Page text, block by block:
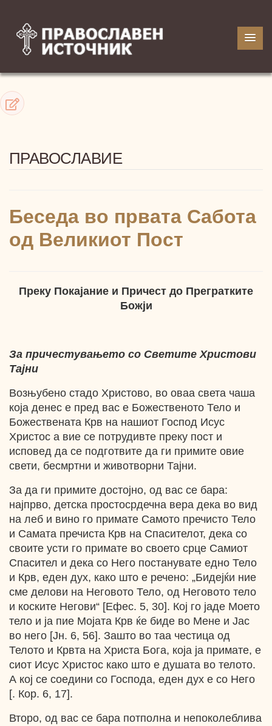
ПРАВОСЛАВИЕ
Беседа во првата Сабота
од Великиот Пост
Преку Покајание и Причест до Прегратките
Божји
За причестувањето со Светите Христови
Тајни
Возњубено стадо Христово, во оваа света чаша
која денес е пред вас е Божественото Тело и
Божествената Крв на нашиот Господ Исус
Христос а вие се потрудивте преку пост и
исповед да се подготвите да ги примите овие
свети, бесмртни и животворни Тајни.
За да ги примите достојно, од вас се бара:
најпрво, детска простосрдечна вера дека во вид
на леб и вино го примате Самото пречисто Тело
и Самата пречиста Крв на Спасителот, дека со
своите усти го примате во своето срце Самиот
Спасител и дека со Него постанувате едно Тело
и Крв, еден дух, како што е речено: „Бидејќи ние
сме делови на Неговото Тело, од Неговото тело
и коските Негови“ [Ефес. 5, 30]. Кој го јаде Моето
тело и ја пие Мојата Крв ќе биде во Мене и Јас
во него [Јн. 6, 56]. Зашто во таа честица од
Телото и Крвта на Христа Бога, која ја примате, е
сиот Исус Христос како што е душата во телото.
А кој се соедини со Господа, еден дух е со Него
[. Кор. 6, 17].
Второ, од вас се бара потполна и непоколеблива